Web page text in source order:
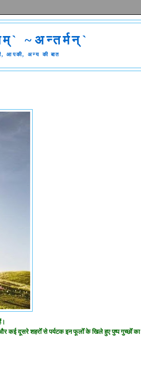
~अन्तर्मन्`
आपकी, अन्य की बात
कई दूसरे शहरोँ से पर्यटक इन फूलोँ के खिले हुए पुष्प गुच्छोँ का